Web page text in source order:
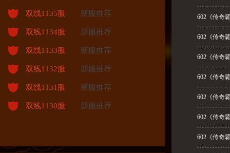
双线1135服 新服推荐
双线1134服 新服推荐
双线1133服 新服推荐
双线1132服 新服推荐
双线1131服 新服推荐
双线1130服 新服推荐
602《传奇
602《传奇
602《传奇
602《传奇
602《传奇
602《传奇
602《传奇